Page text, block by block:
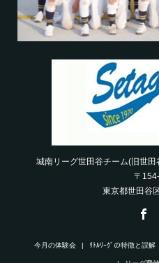
城南リーグ世田谷チーム(旧世
〒
東京都世田谷
今月の体験会 ﾘﾄﾙﾘｰｸﾞの特徴と誤解